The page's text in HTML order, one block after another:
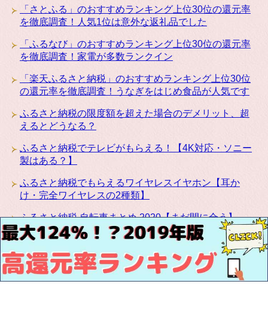
「さとふる」のおすすめランキング上位30位の還元率
を徹底調査！人気1位は意外な返礼品でした
「ふるなび」のおすすめランキング上位30位の還元率
を徹底調査！家電が多数ランクイン
「楽天ふるさと納税」のおすすめランキング上位30位
の還元率を徹底調査！うなぎをはじめ食品が人気です
ふるさと納税の限度額を超えた場合のデメリット、超
えるとどうなる？
ふるさと納税でテレビがもらえる！【4K対応・ソニー
製はある？】
ふるさと納税でもらえるワイヤレスイヤホン【耳か
け・完全ワイヤレスの2種類】
ふるさと納税 自転車まとめ 2020【まだ間に合う】
ふるさと納税にカリモクの高級家具が登場！椅子・テ
ーブル・ベッドなど種類豊富です